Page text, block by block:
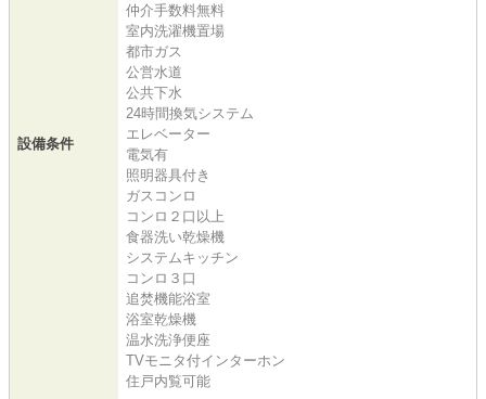
設備条件
仲介手数料無料
室内洗濯機置場
都市ガス
公営水道
公共下水
24時間換気システム
エレベーター
電気有
照明器具付き
ガスコンロ
コンロ２口以上
食器洗い乾燥機
システムキッチン
コンロ３口
追焚機能浴室
浴室乾燥機
温水洗浄便座
TVモニタ付インターホン
住戸内覧可能